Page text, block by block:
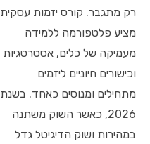
רק מתגבר. קורס יזמות עסקית
מציע פלטפורמה ללמידה
מעמיקה של כלים, אסטרטגיות
וכישורים חיוניים ליזמים
מתחילים ומנוסים כאחד. בשנת
2026, כאשר השוק משתנה
במהירות ושוק הדיגיטל גדל